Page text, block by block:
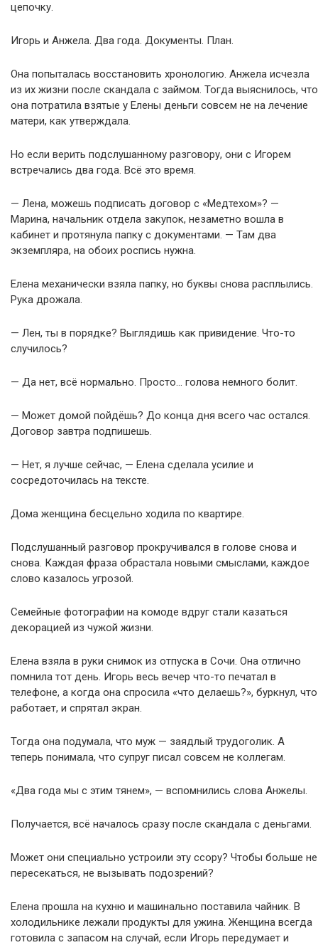
цепочку.
Игорь и Анжела. Два года. Документы. План.
Она попыталась восстановить хронологию. Анжела исчезла
из их жизни после скандала с займом. Тогда выяснилось, что
она потратила взятые у Елены деньги совсем не на лечение
матери, как утверждала.
Но если верить подслушанному разговору, они с Игорем
встречались два года. Всё это время.
— Лена, можешь подписать договор с «Медтехом»? —
Марина, начальник отдела закупок, незаметно вошла в
кабинет и протянула папку с документами. — Там два
экземпляра, на обоих роспись нужна.
Елена механически взяла папку, но буквы снова расплылись.
Рука дрожала.
— Лен, ты в порядке? Выглядишь как привидение. Что-то
случилось?
— Да нет, всё нормально. Просто… голова немного болит.
— Может домой пойдёшь? До конца дня всего час остался.
Договор завтра подпишешь.
— Нет, я лучше сейчас, — Елена сделала усилие и
сосредоточилась на тексте.
Дома женщина бесцельно ходила по квартире.
Подслушанный разговор прокручивался в голове снова и
снова. Каждая фраза обрастала новыми смыслами, каждое
слово казалось угрозой.
Семейные фотографии на комоде вдруг стали казаться
декорацией из чужой жизни.
Елена взяла в руки снимок из отпуска в Сочи. Она отлично
помнила тот день. Игорь весь вечер что-то печатал в
телефоне, а когда она спросила «что делаешь?», буркнул, что
работает, и спрятал экран.
Тогда она подумала, что муж — заядлый трудоголик. А
теперь понимала, что супруг писал совсем не коллегам.
«Два года мы с этим тянем», — вспомнились слова Анжелы.
Получается, всё началось сразу после скандала с деньгами.
Может они специально устроили эту ссору? Чтобы больше не
пересекаться, не вызывать подозрений?
Елена прошла на кухню и машинально поставила чайник. В
холодильнике лежали продукты для ужина. Женщина всегда
готовила с запасом на случай, если Игорь передумает и